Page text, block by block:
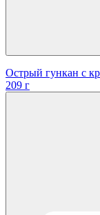
Острый гункан с
209 г